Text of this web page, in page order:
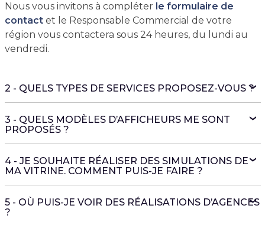
Nous vous invitons à compléter le formulaire de
contactet le Responsable Commercial de votre
région vous contactera sous 24 heures, du lundi au
vendredi.
2 - QUELS TYPES DE SERVICES PROPOSEZ-VOUS ?
3 - QUELS MODÈLES D’AFFICHEURS ME SONT
PROPOSÉS ?
4 - JE SOUHAITE RÉALISER DES SIMULATIONS DE
MA VITRINE. COMMENT PUIS-JE FAIRE ?
5 - OÙ PUIS-JE VOIR DES RÉALISATIONS D’AGENCES
?